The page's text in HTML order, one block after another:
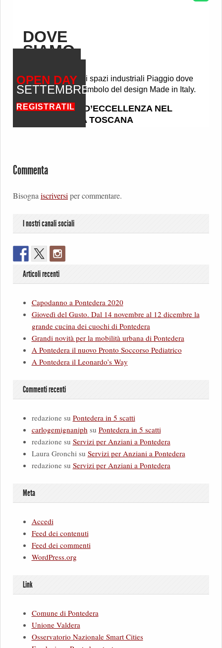
Commenta
Bisogna iscriversi per commentare.
I nostri canali sociali
Articoli recenti
Capodanno a Pontedera 2020
Giovedì del Gusto. Dal 14 novembre al 12 dicembre la
grande cucina dei cuochi di Pontedera
Grandi novità per la mobilità urbana di Pontedera
A Pontedera il nuovo Pronto Soccorso Pediatrico
A Pontedera il Leonardo’s Way
Commenti recenti
redazionesu Pontedera in 5 scatti
carlogemignaniph su Pontedera in 5 scatti
redazionesu Servizi per Anziani a Pontedera
Laura Gronchisu Servizi per Anziani a Pontedera
redazionesu Servizi per Anziani a Pontedera
Meta
Accedi
Feed dei contenuti
Feed dei commenti
WordPress.org
Link
Comune di Pontedera
Unione Valdera
Osservatorio Nazionale Smart Cities